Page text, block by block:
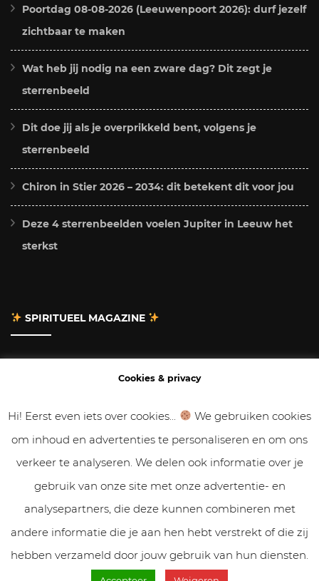
Poortdag 08-08-2026 (Leeuwenpoort 2026): durf jezelf
zichtbaar te maken
Wat heb jij nodig na een zware dag? Dit zegt je
sterrenbeeld
Dit doe jij als je overprikkeld bent, volgens je
sterrenbeeld
Chiron in Stier 2026 – 2034: dit betekent dit voor jou
Deze 4 sterrenbeelden voelen Jupiter in Leeuw het
sterkst
SPIRITUEEL MAGAZINE
Gastbloggen
Samenwerken
Cookies & Privacy
Cookies & privacy
Hi! Eerst even iets over cookies...
We gebruiken cookies
om inhoud en advertenties te personaliseren en om ons
verkeer te analyseren. We delen ook informatie over je
gebruik van onze site met onze advertentie- en
analysepartners, die deze kunnen combineren met
andere informatie die je aan hen hebt verstrekt of die zij
hebben verzameld door jouw gebruik van hun diensten.